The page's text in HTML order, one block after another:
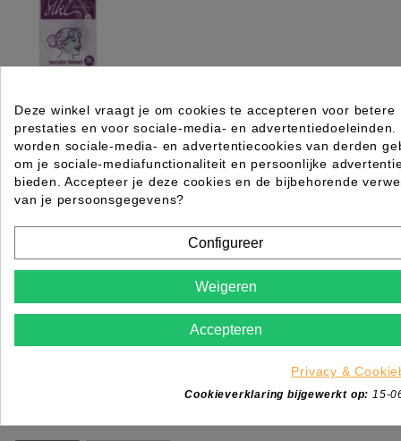
KNOTNET BLOND BUN NET 12X2ST
Rating forQuality
Please choose a rating for your review.
Uw beoordeling
Enim quis fugiat consequat elit minim nisi eu
Deze winkel vraagt je om cookies te accepteren voor betere
prestaties en voor sociale-media- en advertentiedoeleinden.
worden sociale-media- en advertentiecookies van derden
om je sociale-mediafunctionaliteit en persoonlijke
bieden. Accepteer je deze cookies en de bijbehorende
van je persoonsgegevens?
Configureer
Weigeren
Accepteren
Privacy &
Cookieverklaring bijgewerkt op: 15-